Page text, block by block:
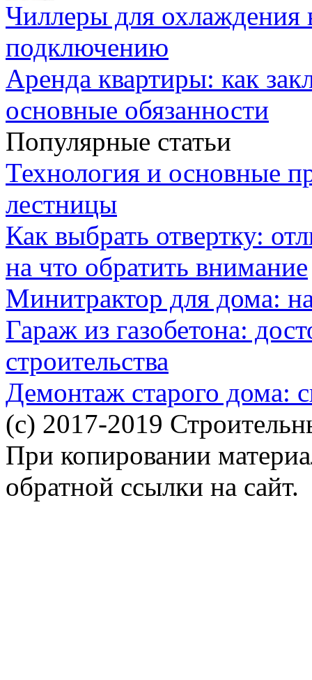
Чиллеры для охлаждения
подключению
Аренда квартиры: как
основные обязанности
Популярные статьи
Технология и основные
лестницы
Как выбрать отвертку:
на что обратить внимание
Минитрактор для дома:
Гараж из газобетона:
строительства
Демонтаж старого дома:
(c) 2017-2019
При копировании
обратной ссылки на сайт.